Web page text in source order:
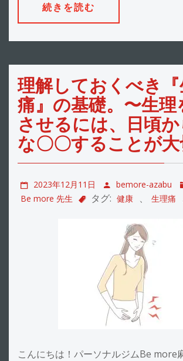
続きを読む
理解しておくべき
痛』の基礎。〜生理
させるには、日頃
な〇〇することが
2023年12月11日 bemore-azabu
Be more 先生
タグ: 健康 、 生理痛
こんにちは！パーソナルジムBe more